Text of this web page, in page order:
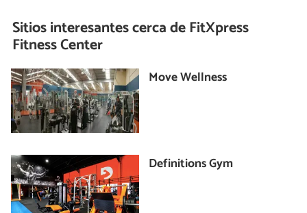
Sitios interesantes cerca deFitXpress
Fitness Center
Move Wellness
Definitions Gym